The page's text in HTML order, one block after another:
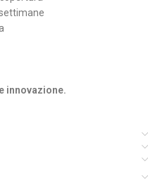
innovazione.